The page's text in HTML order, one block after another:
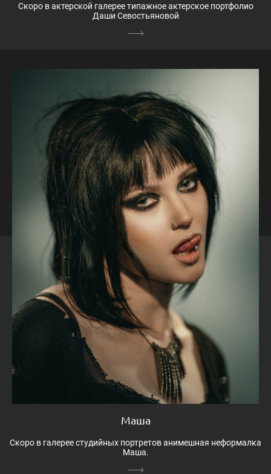
Скоро в актерской галерее типажное актерское портфолио
Даши Севостьяновой
Маша
Скоро в галерее студийных портретов анимешная неформалка
Маша.